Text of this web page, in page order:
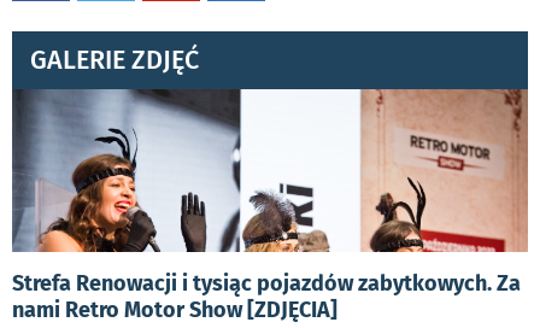
GALERIE ZDJĘĆ
Strefa Renowacji i tysiąc pojazdów zabytkowych. Za
nami Retro Motor Show [ZDJĘCIA]